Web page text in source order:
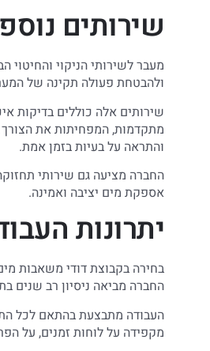
שירותים
מעבר לשירותי הניקוי
ולהבטחת פעולה תקינה של
שירותים אלה כוללים בדיקות
מתקדמות, המפחיתות את
והתראה על בעיות בזמן אמת.
החברה מציעה גם שירותי
אספקת מים יציבה ואמינה.
יתרונות
בחירה בקבוצת דודי משאבות
החברה מביאה ניסיון רב שנים
העבודה מתבצעת בהתאם לכל
מקפידה על לוחות זמנים, על